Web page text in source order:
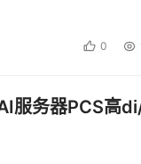
心竞争力。
0
服务器PCS高